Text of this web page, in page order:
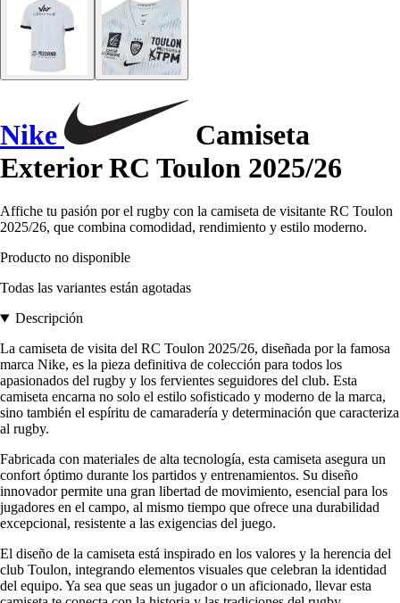
Nike
Camiseta
Exterior RC Toulon 2025/26
Affiche tu pasión por el rugby con la camiseta de visitante RC Toulon
2025/26, que combina comodidad, rendimiento y estilo moderno.
Producto no disponible
Todas las variantes están agotadas
Descripción
La camiseta de visita del RC Toulon 2025/26, diseñada por la famosa
marca Nike, es la pieza definitiva de colección para todos los
apasionados del rugby y los fervientes seguidores del club. Esta
camiseta encarna no solo el estilo sofisticado y moderno de la marca,
sino también el espíritu de camaradería y determinación que caracteriza
al rugby.
Fabricada con materiales de alta tecnología, esta camiseta asegura un
confort óptimo durante los partidos y entrenamientos. Su diseño
innovador permite una gran libertad de movimiento, esencial para los
jugadores en el campo, al mismo tiempo que ofrece una durabilidad
excepcional, resistente a las exigencias del juego.
El diseño de la camiseta está inspirado en los valores y la herencia del
club Toulon, integrando elementos visuales que celebran la identidad
del equipo. Ya sea que seas un jugador o un aficionado, llevar esta